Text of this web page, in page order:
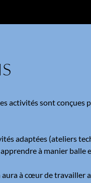
activités sont
adaptées (ateliers
à manier balle
à cœur de travailler